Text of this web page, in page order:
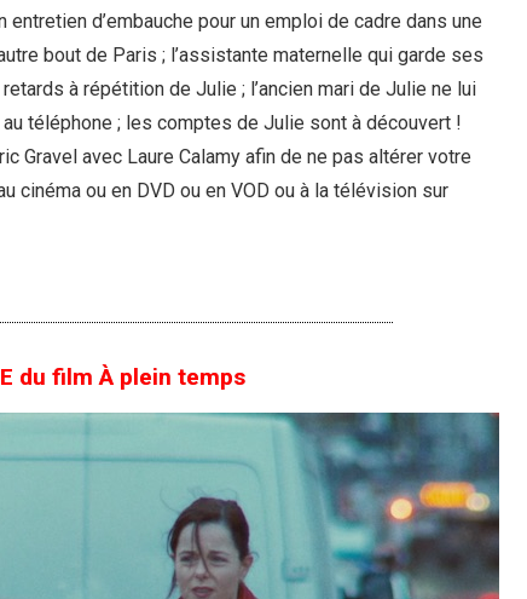
d’embauche pour un emploi de cadre dans une
bout de Paris ; l’assistante maternelle qui garde ses
à répétition de Julie ; l’ancien mari de Julie ne lui
téléphone ; les comptes de Julie sont à découvert !
Gravel avec Laure Calamy afin de ne pas altérer votre
cinéma ou en DVD ou en VOD ou à la télévision sur
du film À plein temps